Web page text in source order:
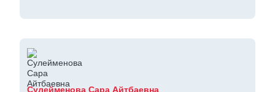
Сулейменова Сара Айтбаевна